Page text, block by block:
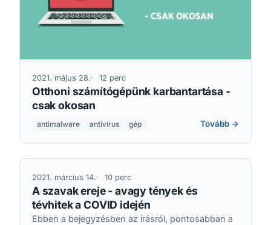
2021. május 28. 12 perc
Otthoni számítógépünk karbantartása -
csak okosan
antimalware antivírus gép Tovább →
2021. március 14. 10 perc
A szavak ereje - avagy tények és
tévhitek a COVID idején
Ebben a bejegyzésben az írásról, pontosabban a